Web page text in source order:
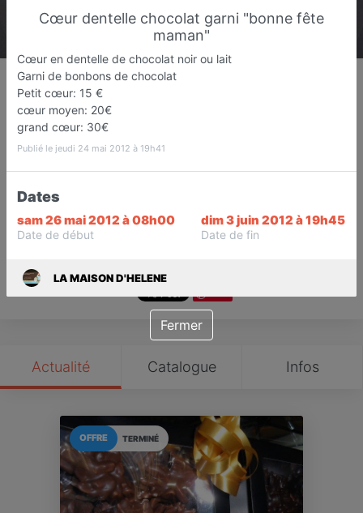
LA MAISON D'HELENE
à thème, pièces montées
Le cannet
Ouvre dès 08:00
Actualité Catalogue Infos
TERMINÉ
OFFRE
Cœur dentelle chocolat garni "bonne fête
maman"
Cœur en dentelle de chocolat noir ou lait
Garni de bonbons de chocolat
Petit cœur: 15 €
cœur moyen: 20€
grand cœur: 30€
Publié le jeudi 24 mai 2012 à 19h41
Dates
sam 26 mai 2012 à 08h00
Date de début
dim 3 juin 2012 à 19h45
Date de fin
LA MAISON D'HELENE
Fermer